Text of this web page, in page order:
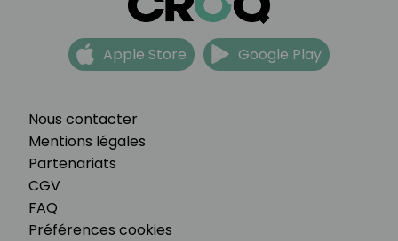
Nous contacter
Mentions légales
Partenariats
CGV
FAQ
Préférences cookies
Apple Store Google Play